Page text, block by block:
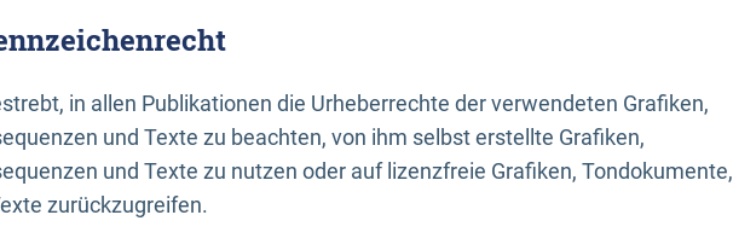
in allen Publikationen die Urheberrechte der verwendeten Grafiken,
und Texte zu beachten, von ihm selbst erstellte Grafiken,
und Texte zu nutzen oder auf lizenzfreie Grafiken, Tondokumente,
zurückzugreifen.